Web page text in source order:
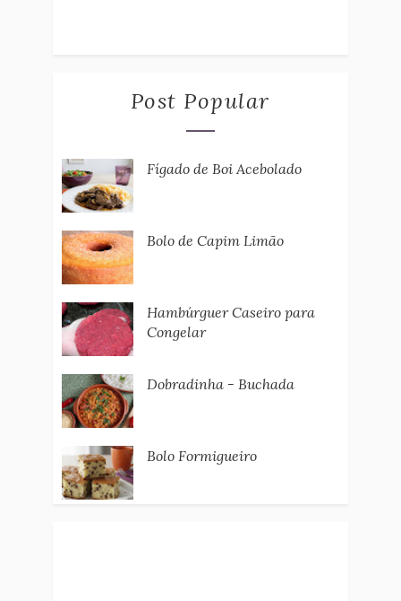
Post Popular
Fígado de Boi Acebolado
Bolo de Capim Limão
Hambúrguer Caseiro para
Congelar
Dobradinha - Buchada
Bolo Formigueiro